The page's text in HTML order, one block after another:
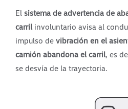
El sistema de advertencia de
carrilinvoluntario avisa al
impulso de vibración en el
camión abandona el carril, es
se desvía de la trayectoria.